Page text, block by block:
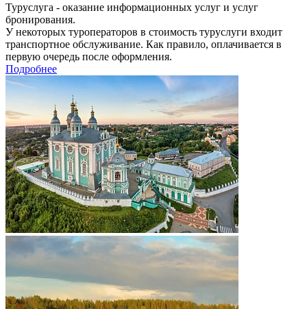
Туруслуга - оказание информационных услуг и услуг
бронирования.
У некоторых туроператоров в стоимость туруслуги входит
транспортное обслуживание. Как правило, оплачивается в
первую очередь после оформления.
Подробнее